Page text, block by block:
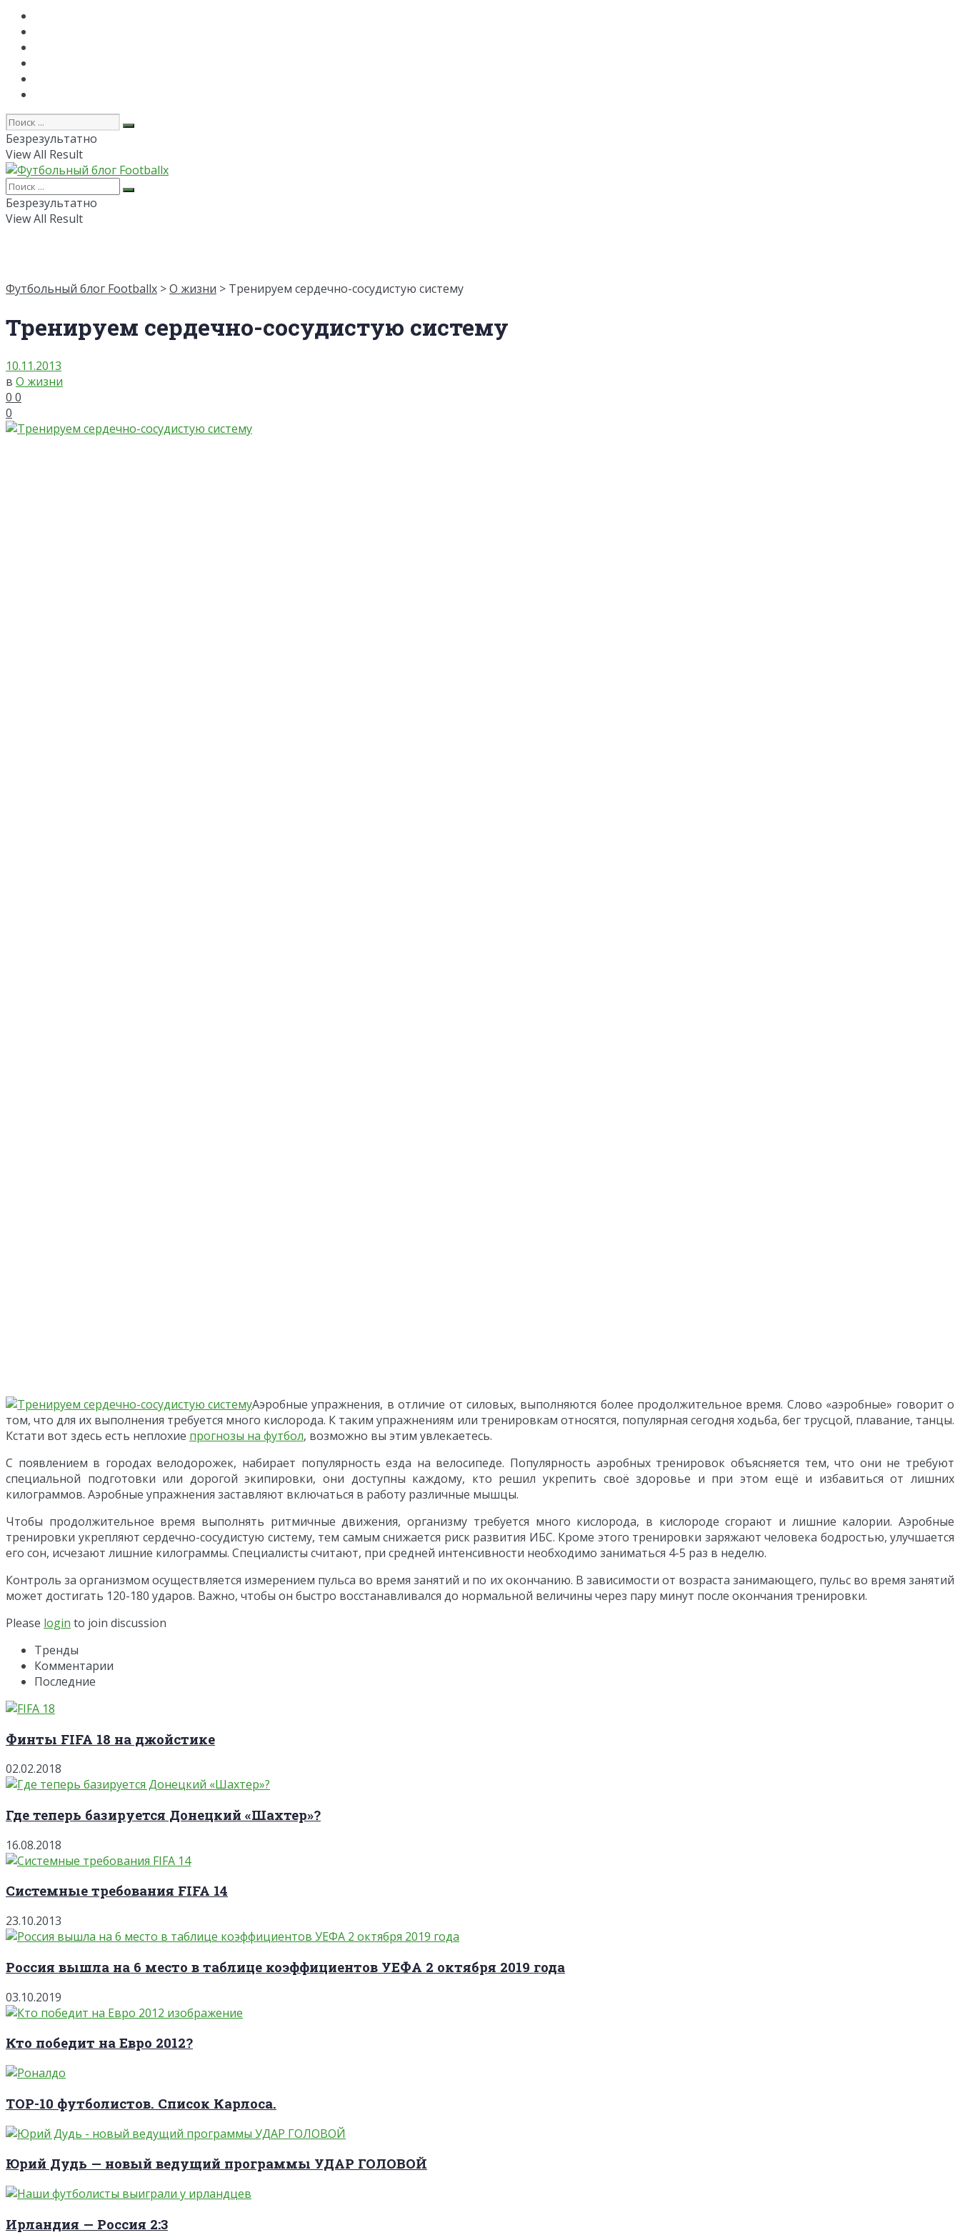
Безрезультатно
View All Result
Безрезультатно
View All Result
Футбольный блог Footballx >О жизни > Тренируем сердечно-сосудистую систему
Тренируем сердечно-сосудистую систему
10.11.2013
в О жизни
0 0
0
Аэробные упражнения, в отличие от силовых, выполняются более продолжительное время. Слово «аэробные» говорит о
том, что для их выполнения требуется много кислорода. К таким упражнениям или тренировкам относятся, популярная сегодня ходьба, бег трусцой, плавание, танцы.
Кстати вот здесь есть неплохие прогнозы на футбол, возможно вы этим увлекаетесь.
С появлением в городах велодорожек, набирает популярность езда на велосипеде. Популярность аэробных тренировок объясняется тем, что они не требуют
специальной подготовки или дорогой экипировки, они доступны каждому, кто решил укрепить своё здоровье и при этом ещё и избавиться от лишних
килограммов. Аэробные упражнения заставляют включаться в работу различные мышцы.
Чтобы продолжительное время выполнять ритмичные движения, организму требуется много кислорода, в кислороде сгорают и лишние калории. Аэробные
тренировки укрепляют сердечно-сосудистую систему, тем самым снижается риск развития ИБС. Кроме этого тренировки заряжают человека бодростью, улучшается
его сон, исчезают лишние килограммы. Специалисты считают, при средней интенсивности необходимо заниматься 4-5 раз в неделю.
Контроль за организмом осуществляется измерением пульса во время занятий и по их окончанию. В зависимости от возраста занимающего, пульс во время занятий
может достигать 120-180 ударов. Важно, чтобы он быстро восстанавливался до нормальной величины через пару минут после окончания тренировки.
Please login to join discussion
Тренды
Комментарии
Последние
Финты FIFA 18 на джойстике
02.02.2018
Где теперь базируется Донецкий «Шахтер»?
16.08.2018
Системные требования FIFA 14
23.10.2013
Россия вышла на 6 место в таблице коэффициентов УЕФА 2 октября 2019 года
03.10.2019
Кто победит на Евро 2012?
TOP-10 футболистов. Список Карлоса.
Юрий Дудь — новый ведущий программы УДАР ГОЛОВОЙ
Ирландия — Россия 2:3